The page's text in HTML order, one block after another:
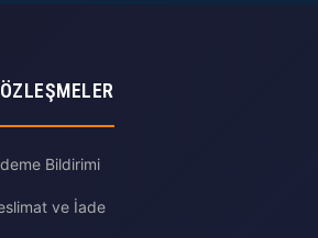
Bildirimi
ve İade